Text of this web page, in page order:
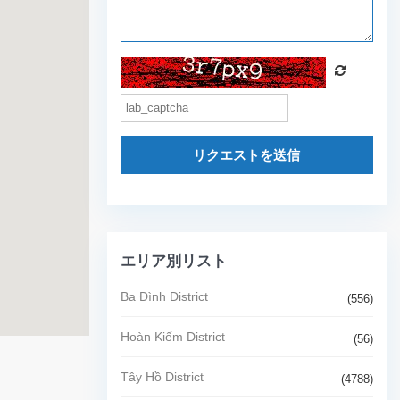
リクエストを送信
エリア別リスト
Ba Đình District (556)
Hoàn Kiếm District (56)
Tây Hồ District (4788)